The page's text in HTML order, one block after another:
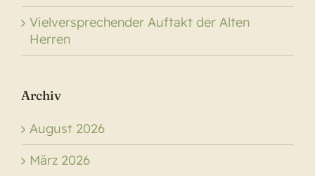
Vielversprechender Auftakt der Alten
Herren
Archiv
August 2026
März 2026